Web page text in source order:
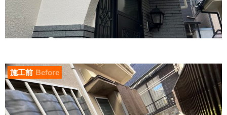
施工前 Before